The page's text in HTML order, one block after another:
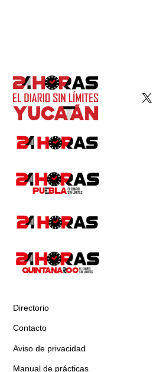
X
Directorio
Contacto
Aviso de privacidad
Manual de prácticas